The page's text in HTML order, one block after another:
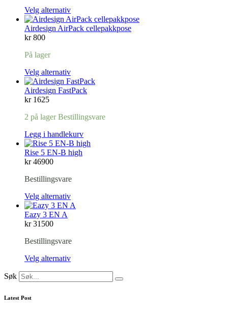
Velg alternativ
Airdesign AirPack cellepakkpose
kr800
På lager
Velg alternativ
Airdesign FastPack
kr1625
2 på lager Bestillingsvare
Legg i handlekurv
Rise 5 EN-B high
kr46900
Bestillingsvare
Velg alternativ
Eazy 3 EN A
kr31500
Bestillingsvare
Velg alternativ
Søk
Latest Post